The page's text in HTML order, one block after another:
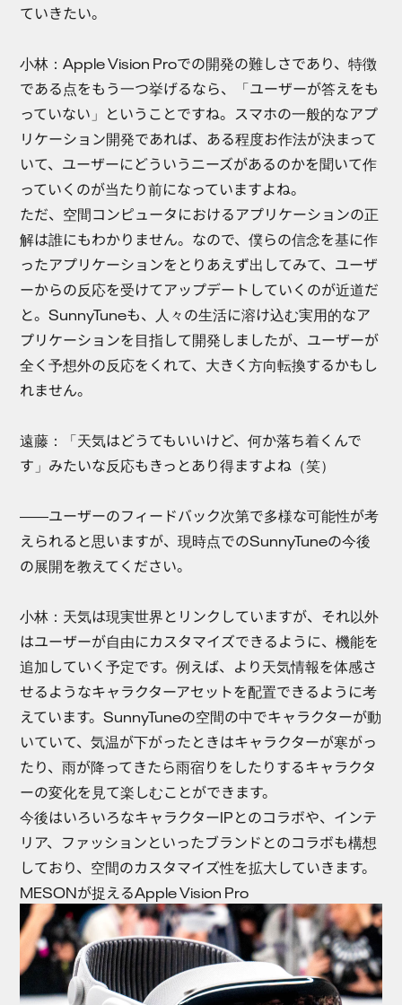
ていきたい。
小林：Apple Vision Proでの開発の難しさであり、特徴
である点をもう一つ挙げるなら、「ユーザーが答えをも
っていない」ということですね。スマホの一般的なアプ
リケーション開発であれば、ある程度お作法が決まって
いて、ユーザーにどういうニーズがあるのかを聞いて作
っていくのが当たり前になっていますよね。
ただ、空間コンピュータにおけるアプリケーションの正
解は誰にもわかりません。なので、僕らの信念を基に作
ったアプリケーションをとりあえず出してみて、ユーザ
ーからの反応を受けてアップデートしていくのが近道だ
と。SunnyTuneも、人々の生活に溶け込む実用的なア
プリケーションを目指して開発しましたが、ユーザーが
全く予想外の反応をくれて、大きく方向転換するかもし
れません。
遠藤：
「天気はどうてもいいけど、何か落ち着くんで
す」みたいな反応もきっとあり得ますよね（笑）
――ユーザーのフィードバック次第で多様な可能性が考
えられると思いますが、現時点でのSunnyTuneの今後
の展開を教えてください。
小林： 天気は現実世界とリンクしていますが、それ以外
はユーザーが自由にカスタマイズできるように、機能を
追加していく予定です。例えば、より天気情報を体感さ
せるようなキャラクターアセットを配置できるように考
えています。SunnyTuneの空間の中でキャラクターが動
いていて、気温が下がったときはキャラクターが寒がっ
たり、雨が降ってきたら雨宿りをしたりするキャラクタ
ーの変化を見て楽しむことができます。
今後はいろいろなキャラクターIPとのコラボや、インテ
リア、ファッションといったブランドとのコラボも構想
しており、空間のカスタマイズ性を拡大していきます。
MESONが捉えるApple Vision Pro